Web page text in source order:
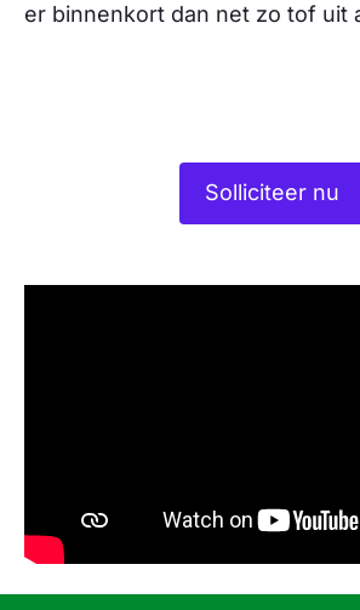
er binnenkort dan net zo tof uit
Solliciteer nu